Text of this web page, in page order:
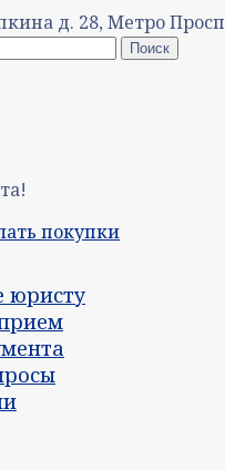
д. 28, Метро
покупки
юристу